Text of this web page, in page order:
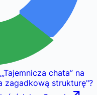
„Tajemnicza chata” na
zagadkową strukturę"?